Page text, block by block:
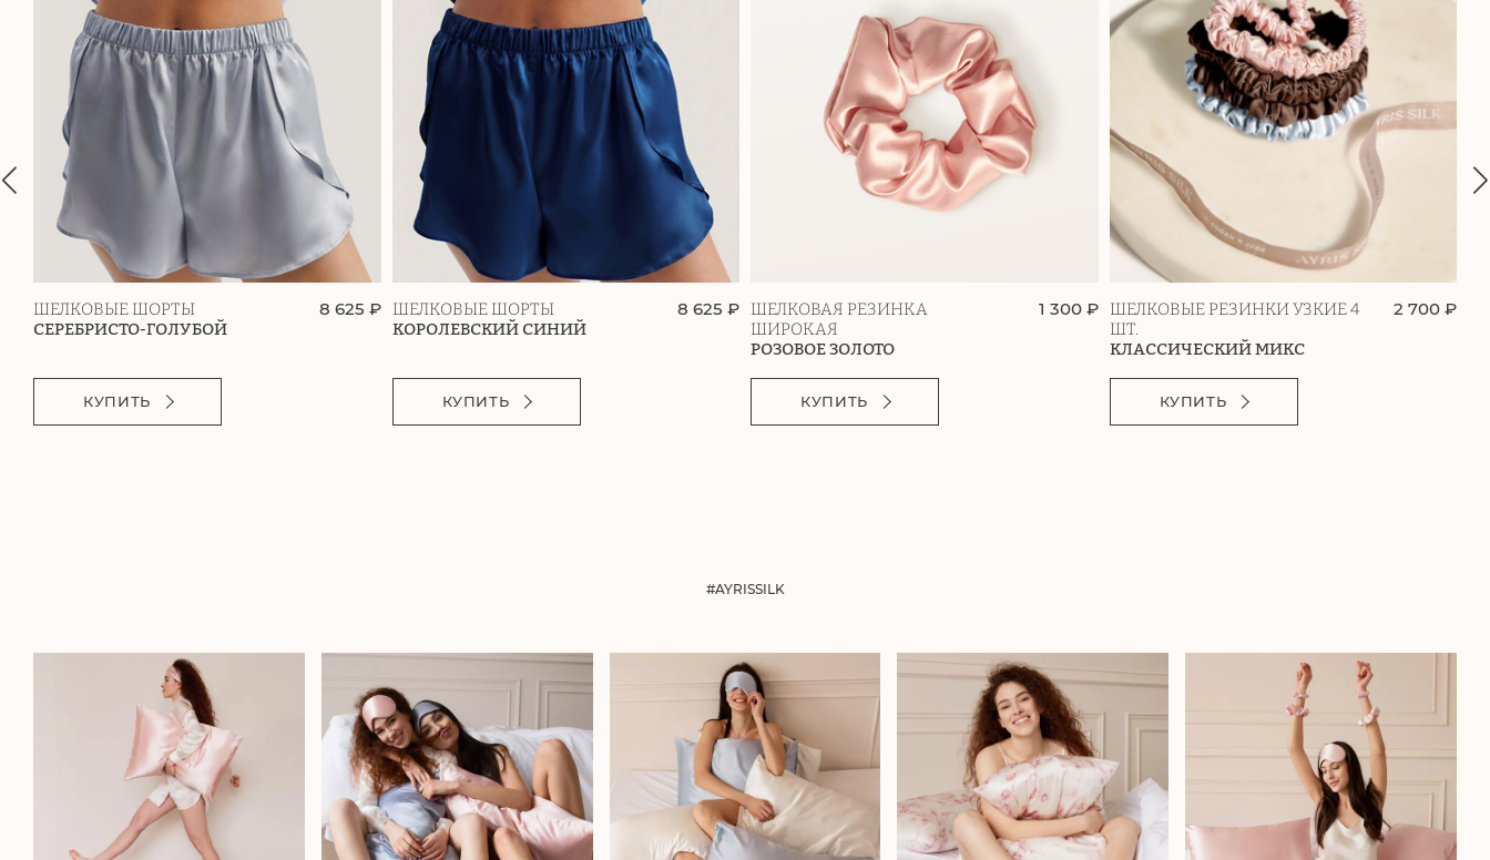
ШЕЛКОВЫЕ ШОРТЫ
СЕРЕБРИСТО-ГОЛУБОЙ
8 625 ₽
КУПИТЬ
ШЕЛКОВЫЕ ШОРТЫ
КОРОЛЕВСКИЙ СИНИЙ
8 625 ₽
КУПИТЬ
ШЕЛКОВАЯ РЕЗИНКА
ШИРОКАЯ
РОЗОВОЕ ЗОЛОТО
1 300 ₽
КУПИТЬ
ШЕЛКОВЫЕ РЕЗИНКИ УЗКИЕ 4
ШТ.
КЛАССИЧЕСКИЙ МИКС
2 700 ₽
КУПИТЬ
#AYRISSILK